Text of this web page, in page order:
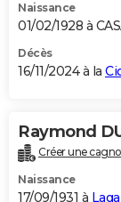
Naissance
01/02/1928 à
Décès
16/11/2024 à la
Raymond
Créer une
Naissance
17/09/1931 à